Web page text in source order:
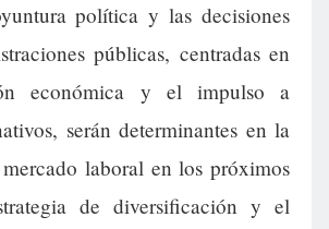
política y las decisiones
públicas, centradas en
económica y el impulso a
serán determinantes en la
laboral en los próximos
de diversificación y el